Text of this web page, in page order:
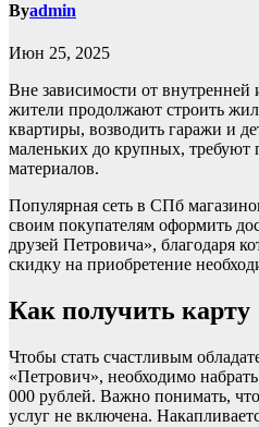
Byadmin
Июн 25, 2025
Вне зависимости от
жители продолжают строить
квартиры, возводить гаражи и
маленьких до крупных, требуют
материалов.
Популярная сеть в СПб
своим покупателям оформить
друзей Петровича», благодаря
скидку на приобретение
Как получить карту
Чтобы стать счастливым
«Петрович», необходимо
000 рублей. Важно понимать,
услуг не включена.